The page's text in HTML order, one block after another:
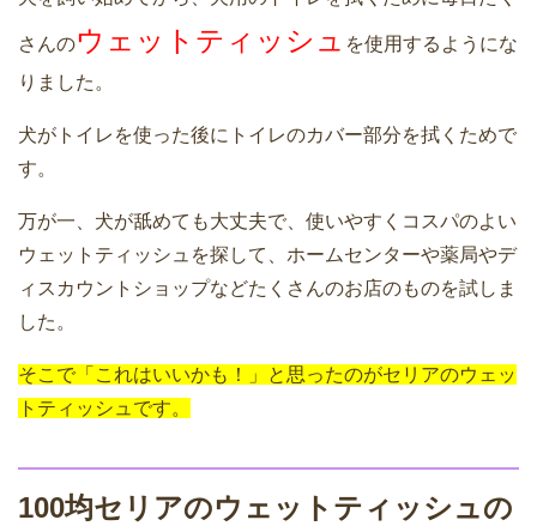
さんのウェットティッシュ を使用するようにな
りました。
犬がトイレを使った後にトイレのカバー部分を拭くためで
す。
万が一、犬が舐めても大丈夫で、使いやすくコスパのよい
ウェットティッシュを探して、ホームセンターや薬局やデ
ィスカウントショップなどたくさんのお店のものを試しま
した。
そこで「これはいいかも！」と思ったのがセリアのウェッ
トティッシュです。
100均セリアのウェットティッシュの